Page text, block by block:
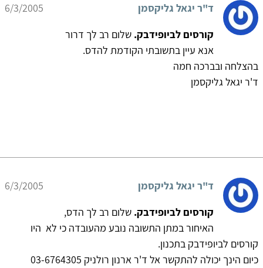
ד"ר יגאל גליקסמן
6/3/2005
קורסים לביופידבק. שלום רב לך דרור
אנא עיין בתשובתי הקודמת להדס.
בהצלחה ובברכה חמה
ד'ר יגאל גליקסמן
ד"ר יגאל גליקסמן
6/3/2005
קורסים לביופידבק. שלום רב לך הדס,
האיחור במתן התשובה נובע מהעובדה כי לא היו
קורסים לביופידבק בתכנון.
כיום הינך יכולה להתקשר אל ד'ר ארנון רולניק 03-6764305